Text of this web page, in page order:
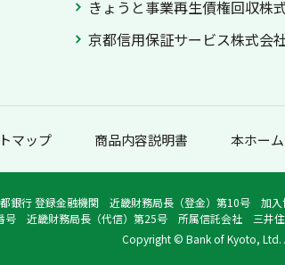
きょうと事業再生債権回収株
京都信用保証サービス株式会
マップ 商品内容説明書 本ホー
銀行 登録金融機関 近畿財務局長（登金）第10号 加入
近畿財務局長（代信）第25号 所属信託会社 三井
Copyright © Bank of Kyoto, Ltd.